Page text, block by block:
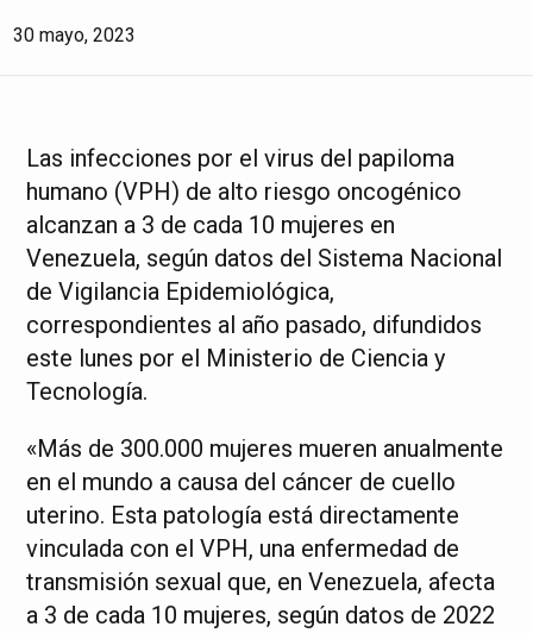
30 mayo, 2023
Las infecciones por el virus del papiloma
humano (VPH) de alto riesgo oncogénico
alcanzan a 3 de cada 10 mujeres en
Venezuela, según datos del Sistema Nacional
de Vigilancia Epidemiológica,
correspondientes al año pasado, difundidos
este lunes por el Ministerio de Ciencia y
Tecnología.
«Más de 300.000 mujeres mueren anualmente
en el mundo a causa del cáncer de cuello
uterino. Esta patología está directamente
vinculada con el VPH, una enfermedad de
transmisión sexual que, en Venezuela, afecta
a 3 de cada 10 mujeres, según datos de 2022